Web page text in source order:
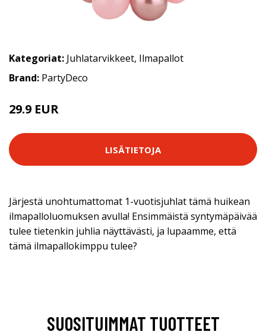
Kategoriat: Juhlatarvikkeet, Ilmapallot
Brand: PartyDeco
29.9 EUR
LISÄTIETOJA
Järjestä unohtumattomat 1-vuotisjuhlat tämä huikean
ilmapalloluomuksen avulla! Ensimmäistä syntymäpäivää
tulee tietenkin juhlia näyttävästi, ja lupaamme, että
tämä ilmapallokimppu tulee?
SUOSITUIMMAT TUOTTEET